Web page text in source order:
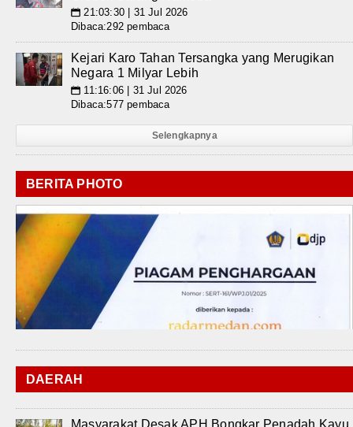
📅 21:03:30 | 31 Jul 2026
Dibaca:292 pembaca
Kejari Karo Tahan Tersangka yang Merugikan
Negara 1 Milyar Lebih
📅 11:16:06 | 31 Jul 2026
Dibaca:577 pembaca
Selengkapnya
BERITA PHOTO
DAERAH
Masyarakat Desak APH Bongkar Penadah Kayu